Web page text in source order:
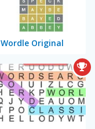
Wordle Original